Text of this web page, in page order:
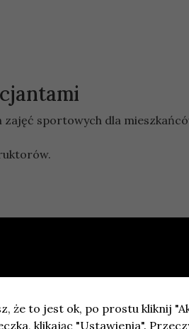
sportowych dla
Brzeskiej
podczas działań
że to jest ok, po prostu kliknij
klikając "Ustawienia".